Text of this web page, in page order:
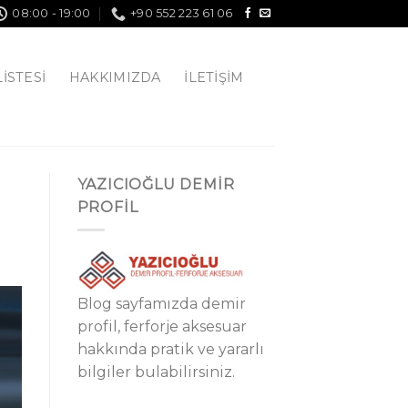
08:00 - 19:00 +90 552 223 61 06
HAKKIMIZDA İLETIŞIM
YAZICIOĞLU DEMİR
PROFİL
Blog sayfamızda demir
profil, ferforje aksesuar
hakkında pratik ve yararlı
bilgiler bulabilirsiniz.